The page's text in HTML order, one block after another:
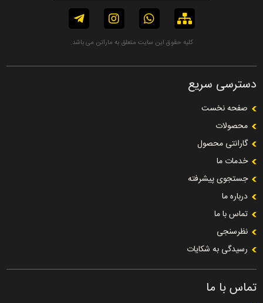
کلیه حقوق این سایت متعلق به ماراتن می باشد.
دسترسی سریع
صفحه نخست
محصولات
گارانتی محصول
خدمات ما
جستجوی پیشرفته
درباره ما
تماس با ما
نظرسنجی
رسیدگی به شکایات
تماس با ما